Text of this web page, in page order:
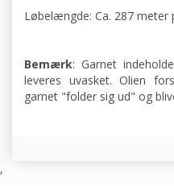
Løbelængde: Ca. 287 meter
Bemærk: Garnet
leveres uvasket. Olien
garnet "folder sig ud" og
,